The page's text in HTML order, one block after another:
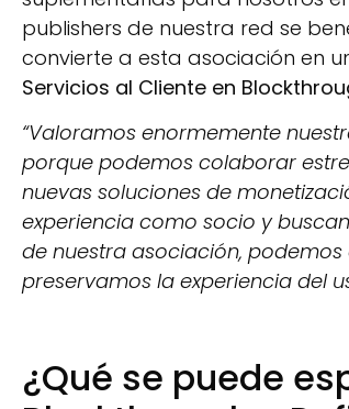
publishers de nuestra red se
convierte a esta asociación en
Servicios al Cliente en
“Valoramos enormemente
porque podemos colaborar
nuevas soluciones de
experiencia como socio y
de nuestra asociación,
preservamos la experiencia del
¿Qué se puede